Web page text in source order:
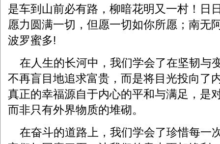
是车到山前必有路，柳暗花明又一村！日
愿力圆满一切，但愿一切如你所愿；南无
波罗蜜多!
在人生的长河中，我们学会了在坚韧与
不再盲目地追求富贵，而是将目光投向了
真正的幸福源自于内心的平和与满足，是
而非只有外界物质的堆砌。
在奋斗的道路上，我们学会了珍惜每一